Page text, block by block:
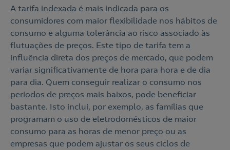
Contacte-nos
210 205 310
Para contratar
219 023 479
Se já é Cliente
A tarifa indexada é mais indicada para os
consumidores com maior flexibilidade nos hábitos de
consumo e alguma tolerância ao risco associado às
flutuações de preços. Este tipo de tarifa tem a
influência direta dos preços de mercado, que podem
variar significativamente de hora para hora e de dia
para dia. Quem conseguir realizar o consumo nos
períodos de preços mais baixos, pode beneficiar
bastante. Isto inclui, por exemplo, as famílias que
programam o uso de eletrodomésticos de maior
consumo para as horas de menor preço ou as
empresas que podem ajustar os seus ciclos de